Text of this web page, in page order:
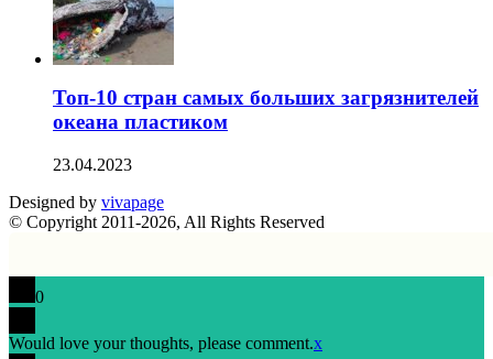
Топ-10 стран самых больших загрязнителей
океана пластиком
23.04.2023
Designed by vivapage
© Copyright 2011-2026, All Rights Reserved
0
Would love your thoughts, please comment.x